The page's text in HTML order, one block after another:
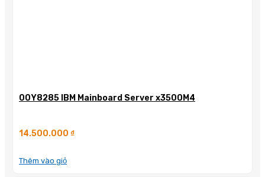
00Y8285 IBM Mainboard Server x3500M4
14.500.000 ₫
Thêm vào giỏ